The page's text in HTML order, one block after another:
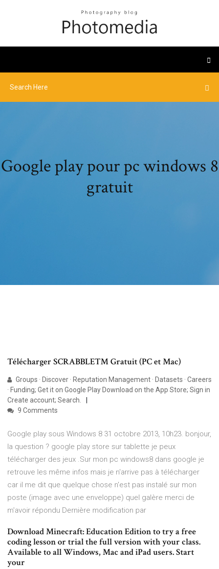
Google play pour pc windows 8
gratuit
Télécharger SCRABBLE™ Gratuit (PC et Mac)
Groups · Discover · Reputation Management · Datasets · Careers
· Funding; Get it on Google Play Download on the App Store; Sign in
Create account; Search.
9 Comments
Google play sous Windows 8 31 octobre 2013, 10h23. bonjour,
la question ? google play store sur tablette je peux
télécharger des jeux .Sur mon pc windows8 dans google je
retrouve les même infos mais je n'arrive pas à télécharger
car il me dit que quelque chose n'est pas instalé sur mon
poste (image avec une enveloppe) quel galère merci de
m'avoir répondu Dernière modification par
Download Minecraft: Education Edition to try a free
coding lesson or trial the full version with your class.
Available to all Windows, Mac and iPad users. Start
your